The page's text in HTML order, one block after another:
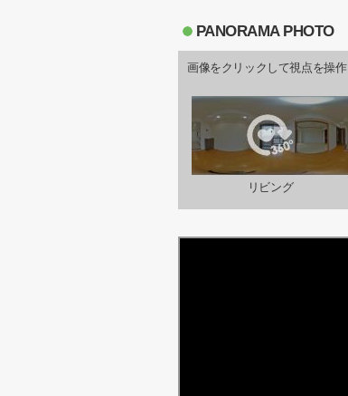
PANORAMA PHOTO
画像をクリックして視点を操作
リビング